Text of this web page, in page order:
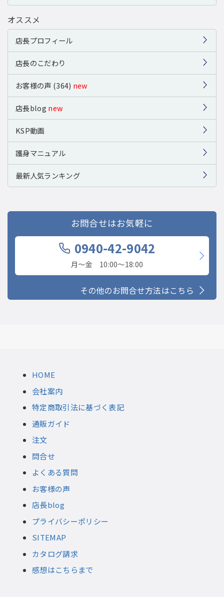
オススメ
店長プロフィール
店長のこだわり
お客様の声 (364) new
店長blog new
KSP動画
護身マニュアル
最新人気ランキング
お問合せはお気軽に
0940-42-9042
月〜金 10:00〜18:00
その他のお問合せ方法はこちら
HOME
会社案内
特定商取引法に基づく表記
通販ガイド
注文
問合せ
よくある質問
お客様の声
店長blog
プライバシーポリシー
SITEMAP
カタログ請求
感想はこちらまで